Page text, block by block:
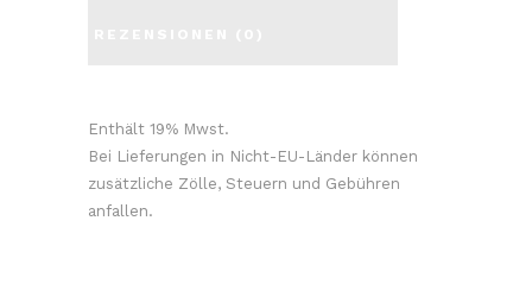
Enthält 19% Mwst.
Bei Lieferungen in Nicht-EU-Länder können
zusätzliche Zölle, Steuern und Gebühren
anfallen.